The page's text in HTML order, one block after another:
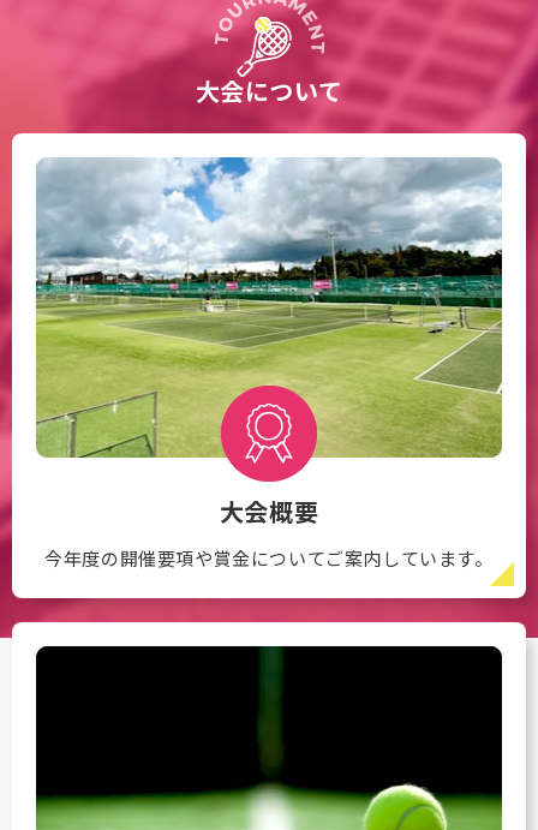
大会について
大会概要
今年度の開催要項や賞金についてご案内しています。